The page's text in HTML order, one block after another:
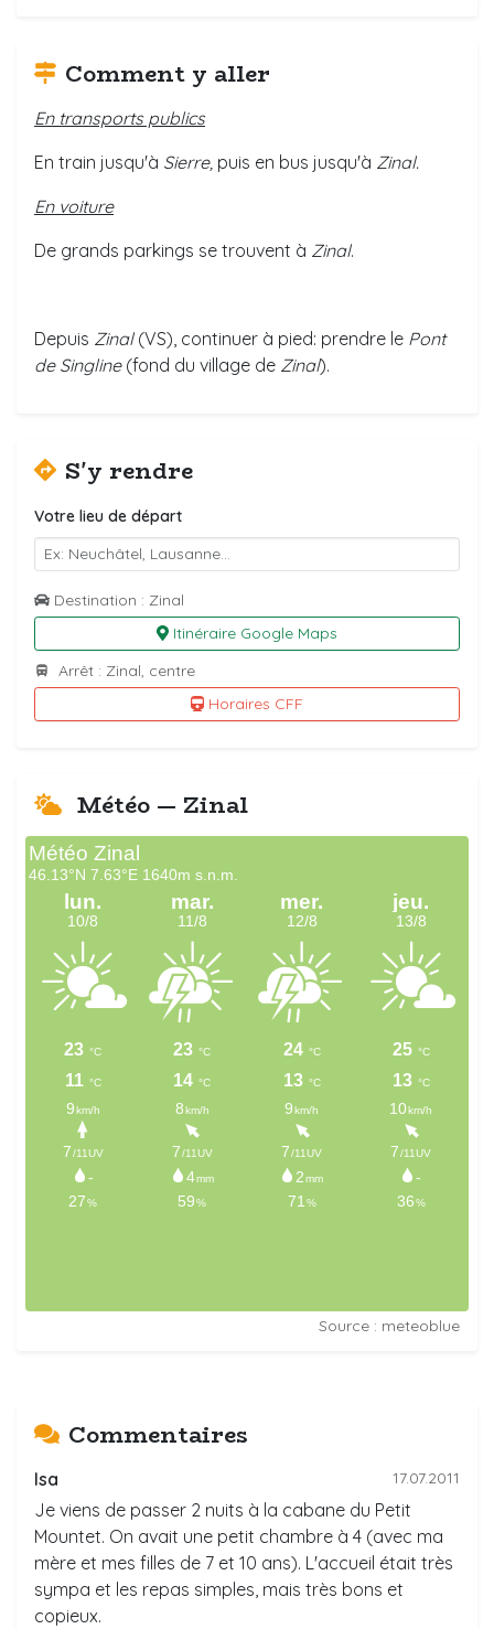
Comment y aller
En transports publics
En train jusqu'à Sierre, puis en bus jusqu'à Zinal.
En voiture
De grands parkings se trouvent à Zinal.
Depuis Zinal (VS), continuer à pied: prendre le Pont
de Singline(fond du village de Zinal).
S'y rendre
Votre lieu de départ
Destination : Zinal
Itinéraire Google Maps
Arrêt : Zinal, centre
Horaires CFF
Météo — Zinal
Source : meteoblue
Commentaires
Isa 17.07.2011
Je viens de passer 2 nuits à la cabane du Petit
Mountet. On avait une petit chambre à 4 (avec ma
mère et mes filles de 7 et 10 ans). L'accueil était très
sympa et les repas simples, mais très bons et
copieux.